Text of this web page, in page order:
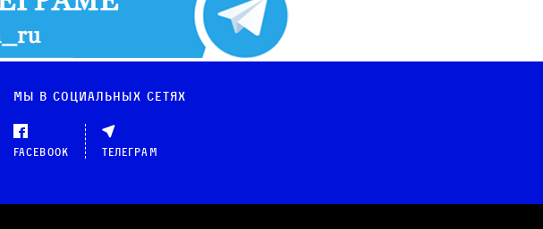
Мы в социальных сетях
Facebook Телеграм